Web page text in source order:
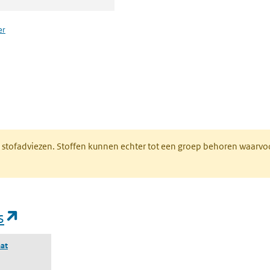
stofadviezen. Stoffen kunnen echter tot een groep behoren